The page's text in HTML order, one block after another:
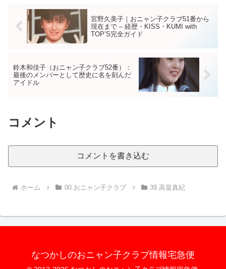
宮野久美子｜おニャン子クラブ51番から
現在まで – 経歴・KISS・KUMI with
TOP’S完全ガイド
鈴木和佳子（おニャン子クラブ52番）：
最後のメンバーとして歴史に名を刻んだ
アイドル
コメント
コメントを書き込む
ホーム 00.おニャン子クラブ 39.高畠真紀
なつかしのおニャン子クラブ情報宅急便